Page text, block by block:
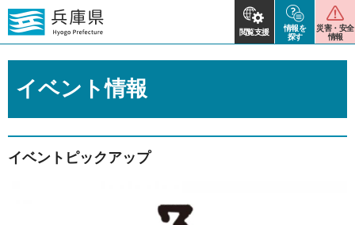
閲覧支援
情報を
探す
災害・安全
情報
イベント情報
イベントピックアップ